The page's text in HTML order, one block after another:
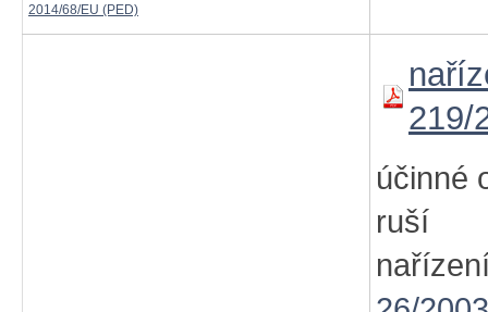
2014/68/EU (PED)
219/
účinné
ruší